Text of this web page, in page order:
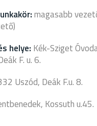
magasabb
helye: Kék-Sziget
F. u. 6.
Uszód, Deák F.u. 8.
Kossuth u.45.